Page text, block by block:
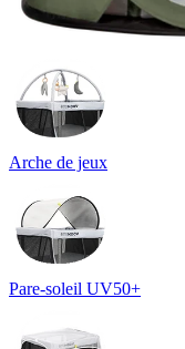
Arche de jeux
Pare-soleil UV50+